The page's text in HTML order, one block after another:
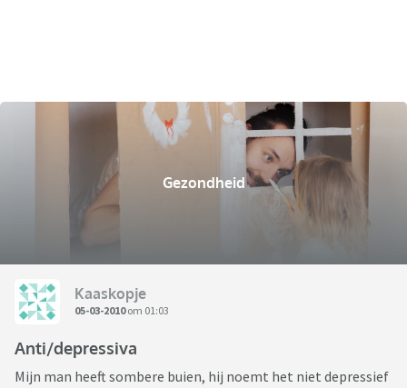
Gezondheid
Kaaskopje
05-03-2010om 01:03
Anti/depressiva
Mijn man heeft sombere buien, hij noemt het niet depressief